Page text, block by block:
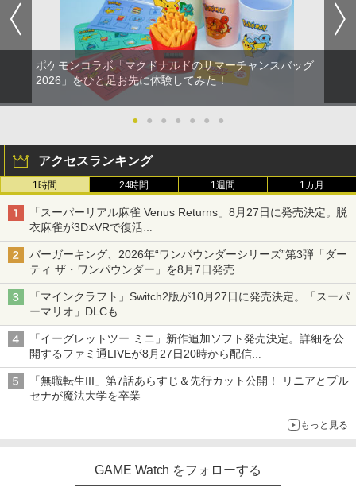
￥7,882
【PowerA 公式ストア】パワーエー アド
for Nintendo Switch 2 - ブラック 【任
天堂公式ライセンス商品】送料無料 国内
￥7,900
3
【8/05.8/10限定！お買い物マラソン×5の
つく日｜ポイント最大49.5倍】【新品未
開封】バイオハザード レクイエム 通常
版/Switch 2【日曜日以外即日発送】※レ
ターパック全国送料無料
￥7,974
【特典】ドラゴンクエストVII Reimagin
ed NintendoSwitch2版(40周年スライム
アクリルチャーム)
【特典】ほの暮しの庭 switch2版(【初
回外付特典】切り取れるクリアカード)
￥5,740
オリ特付【08/27発売日お届け☆予約】
MASTER COLLECTION Vol.2 [PS5版]
★浅草マッハオリジナル特典マイクロフ
￥6,080
3
【特典】BLUE REFLECTION Quartet:
少女たちのキセキ PS5版(【早期購入特
典】特別フォトフレーム「Quartet」)
￥6,350
【特典】STEINS;GATE RE:BOOT PS5
版(【早期購入同梱特典】「STEINS;GAT
E 変移空間のオクテット」DLC)
￥6,358
【早期購入封入特典】DLCチラシ)
￥1,218
テレビ麻雀ゲーム 家庭用 麻雀ゲーム 一
人遊び 電池式 脳トレ 麻雀 卓上 玩具 お
者 シニア プレゼント 父親 祖父 おうち時
間 敬老の日 父の日 ギフト 3ヶ月保証 EF
￥3,500
3 【中古】ファイナルファンタジーIV
￥3,799
4
ゲーム機 本体 脳を鍛える大人の娯楽ゲ
ーム 4タイトル収録 HDMI 差すだけ ワイ
ヤレスコントローラー 付き 麻雀 将棋 脳
トレ ゲーム イーハトーヴォ物語 サラブ
レッドブリーダー3 KTFC-008B【メール
便送料無料】
ゲーム&ウオッチ スーパーマリオブラザ
￥2,960
【中古】【未使用品】ベイマックス Mov
ieNEX [DVDのみ]
￥3,280
3
機動戦士ガンダムSEED FREEDOM(通常
￥4,030
4 【BLU-R】超かぐや姫！ Blu-ray通常版
舞台『刀剣乱舞』蔵出し映像集ー天伝 蒼
ポケモンコラボ「マクドナルドのサマーチャンスバッグ
2026」をひと足お先に体験してみた！
● ● ● ● ● ● ●
アクセスランキング
1時間 24時間 1週間 1カ月
「スーパーリアル麻雀 Venus Returns」8月27日に発売決定。脱
衣麻雀が3D×VRで復活
発売から2週間は20%オフになるセールが実施
バーガーキング、2026年“ワンパウンダーシリーズ”第3弾「ダー
ティ ザ・ワンパウンダー」を8月7日発売
「特製ガーリックマヨソース」を使用した超大型チーズバーガー
「マインクラフト」Switch2版が10月27日に発売決定。「スーパ
ーマリオ」DLCも
Switch版からのアップグレードも可能に
「イーグレットツー ミニ」新作追加ソフト発売決定。詳細を公
開するファミ通LIVEが8月27日20時から配信
シリーズ累計100タイトルへ
「無職転生III」第7話あらすじ＆先行カット公開！ リニアとプル
セナが魔法大学を卒業
もっと見る
GAME Watch をフォローする